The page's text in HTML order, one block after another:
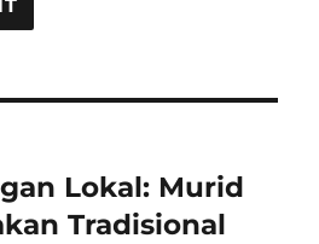
Lokal: Murid
Tradisional